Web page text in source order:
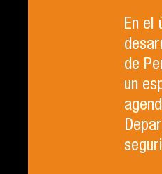
En el
de
un